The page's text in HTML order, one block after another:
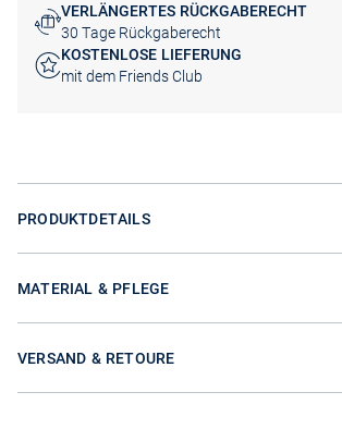
VERLÄNGERTES RÜCKGABERECHT
30 Tage Rückgaberecht
KOSTENLOSE LIEFERUNG
mit dem Friends Club
PRODUKTDETAILS
MATERIAL & PFLEGE
VERSAND & RETOURE